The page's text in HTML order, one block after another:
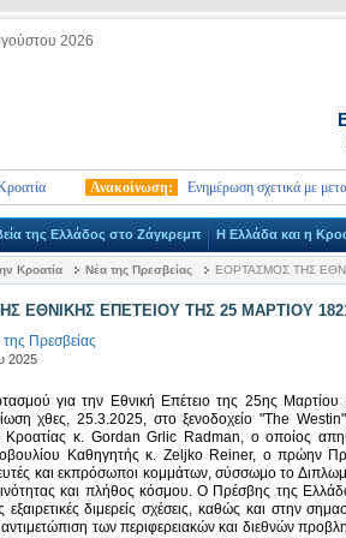
2026
Ανακοίνωση: Ενημέρωση σχετικά με μεταφορά
της Ελλάδος στο Ζάγκρεμπ Η Ελλάδα και η
Κροατία Νέα της Πρεσβείας ΕΟΡΤΑΣΜΟΣ ΤΗΣ
ΕΘΝΙΚΗΣ ΕΠΕΤΕΙΟΥ ΤΗΣ 25 ΜΑΡΤΙΟΥ
Πρεσβείας
2025
για την Εθνική Επέτειο της 25ης
χθες, 25.3.2025, στο ξενοδοχείο "The
Κροατίας κ. Gordan Grlic Radman, ο οποίος
Καθηγητής κ. Zeljko Reiner, ο πρώην
και εκπρόσωποι κομμάτων, σύσσωμο το
και πλήθος κόσμου. Ο Πρέσβης της
εξαιρετικές διμερείς σχέσεις, καθώς και στην
αντιμετώπιση των περιφερειακών και διεθνών